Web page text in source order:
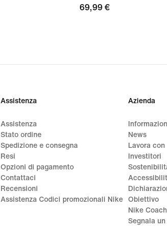
69,99
69,99 €
Assistenza
Assistenza
Stato ordine
Spedizione e consegna
Resi
Opzioni di pagamento
Contattaci
Recensioni
Assistenza Codici promozionali Nike
Azienda
News
Lavora con
Investitori
Obiettivo
Nike
Segnala